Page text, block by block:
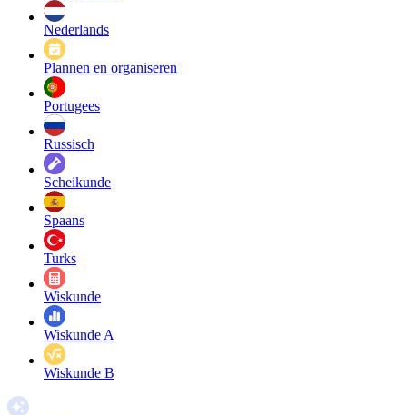
Nederlands
Plannen en organiseren
Portugees
Russisch
Scheikunde
Spaans
Turks
Wiskunde
Wiskunde A
Wiskunde B